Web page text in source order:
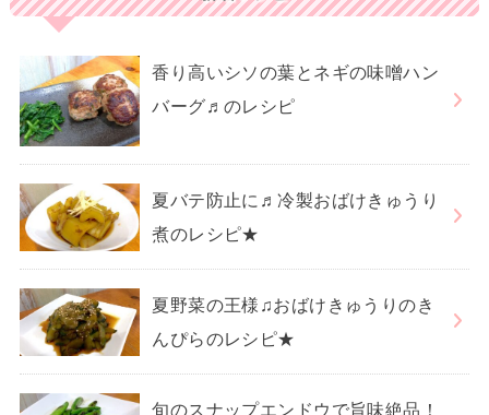
香り高いシソの葉とネギの味噌ハン
バーグ♬のレシピ
夏バテ防止に♬冷製おばけきゅうり
煮のレシピ★
夏野菜の王様♫おばけきゅうりのき
んぴらのレシピ★
旬のスナップエンドウで旨味絶品！